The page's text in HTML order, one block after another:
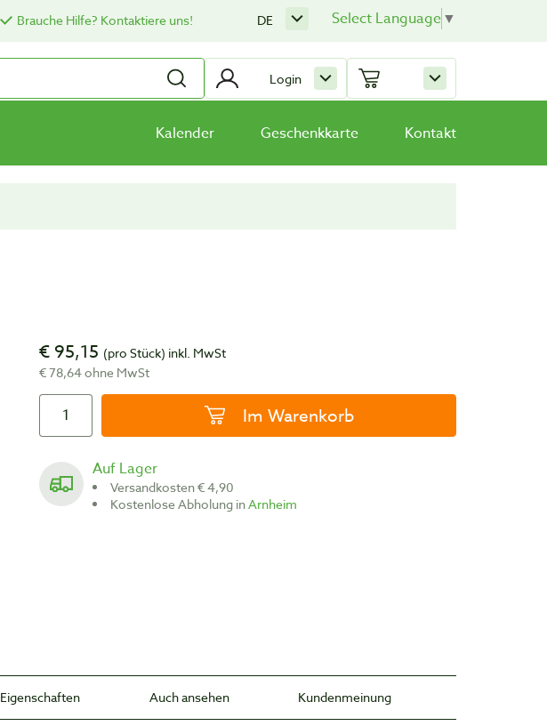
Brauche Hilfe? Kontaktiere uns! Select Language▼
DE
Login
Kalender Geschenkkarte Kontakt
€ 95,15 (pro Stück) inkl. MwSt
€ 78,64 ohne MwSt
Im Warenkorb
Auf Lager
Versandkosten € 4,90
Kostenlose Abholung inArnheim
Eigenschaften Auch ansehen Kundenmeinung